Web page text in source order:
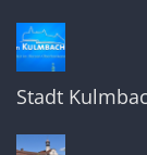
Stadt